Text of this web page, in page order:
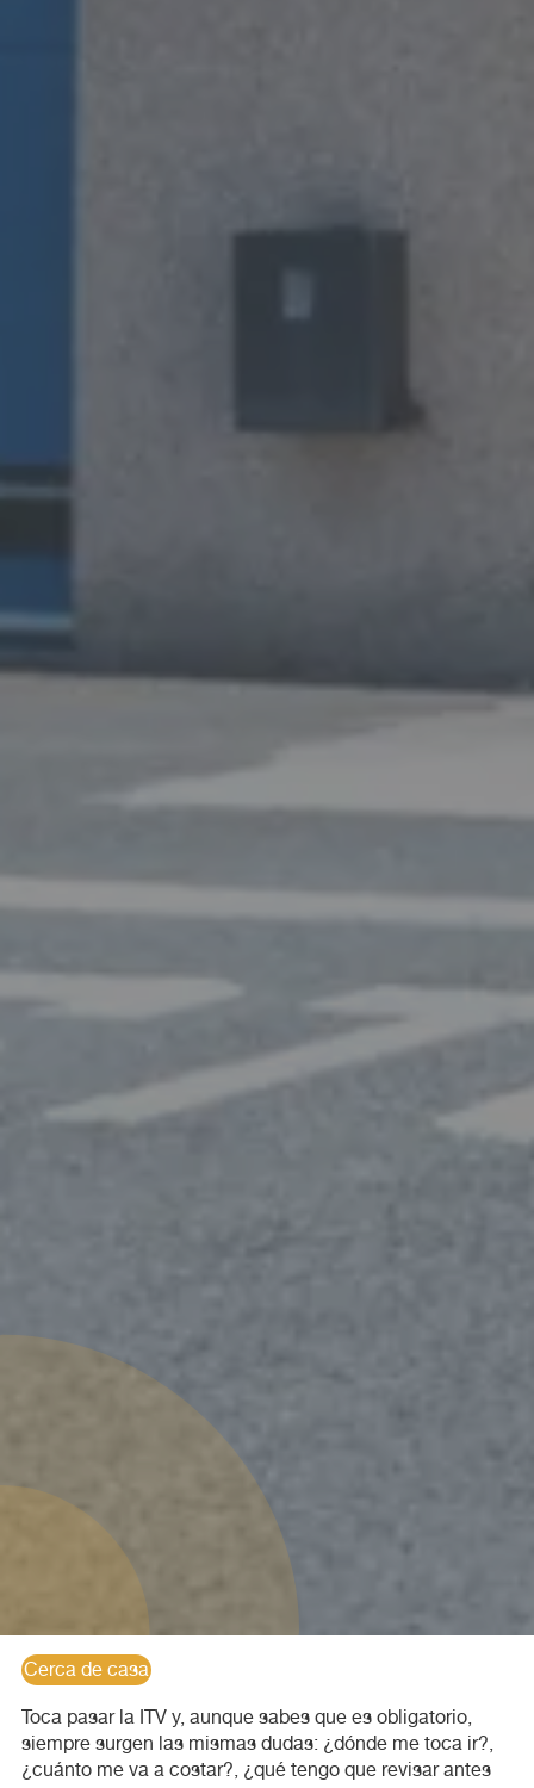
Cerca de casa
Toca pasar la ITV y, aunque sabes que es obligatorio,
siempre surgen las mismas dudas: ¿dónde me toca ir?,
¿cuánto me va a costar?, ¿qué tengo que revisar antes